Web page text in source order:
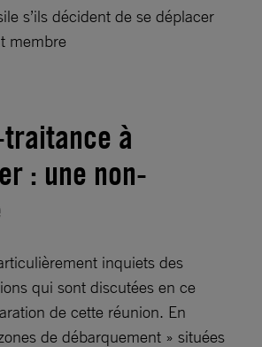
s’ils décident de se déplacer
membre
traitance à
: une non-
inquiets des
qui sont discutées en ce
de cette réunion. En
de débarquement » situées